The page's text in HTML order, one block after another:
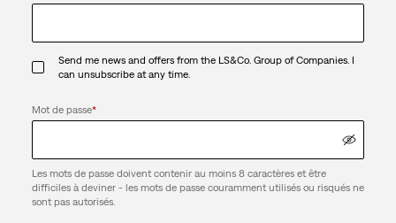
Send me news and offers from the LS&Co. Group of Companies. I
can unsubscribe at any time.
Mot de passe*
Les mots de passe doivent contenir au moins 8 caractères et être
difficiles à deviner - les mots de passe couramment utilisés ou risqués ne
sont pas autorisés.